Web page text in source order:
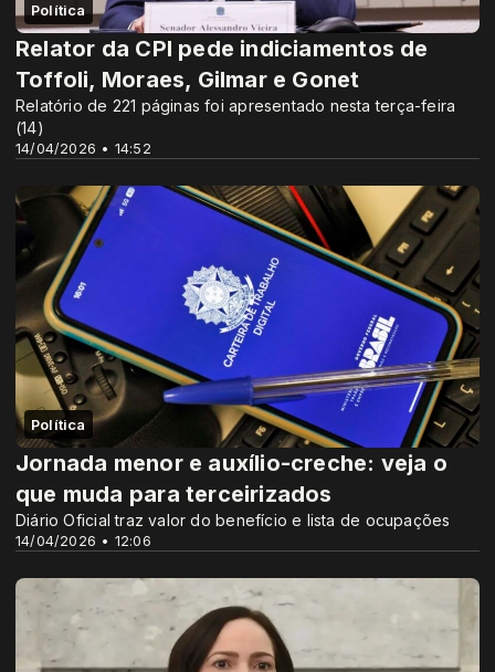
Política
14/04/2026 • 14:52
Relator da CPI pede indiciamentos de
Toffoli, Moraes, Gilmar e Gonet
Relatório de 221 páginas foi apresentado nesta terça-feira
(14)
Política
14/04/2026 • 12:06
Jornada menor e auxílio-creche: veja o
que muda para terceirizados
Diário Oficial traz valor do benefício e lista de ocupações